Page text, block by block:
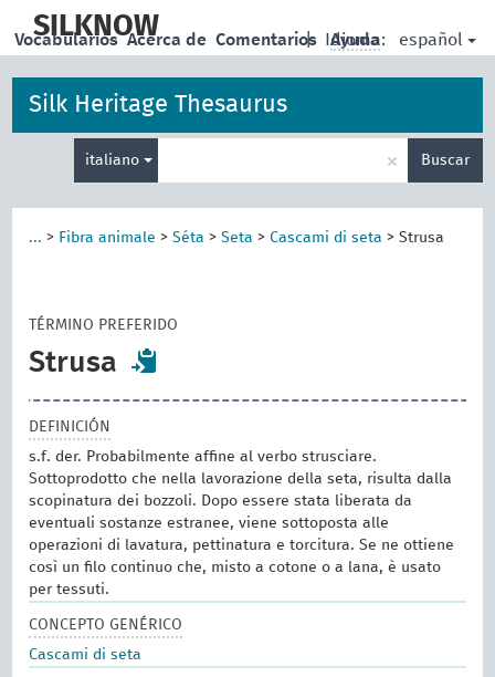
main
SILKNOW | Idioma: español
Vocabularios Acerca de Comentarios Ayuda
Silk Heritage Thesaurus
italiano × Buscar
... > Fibra animale >Séta >Seta >Cascami di seta >Strusa
TÉRMINO PREFERIDO
Strusa
DEFINICIÓN
s.f. der. Probabilmente affine al verbo strusciare.
Sottoprodotto che nella lavorazione della seta, risulta dalla
scopinatura dei bozzoli. Dopo essere stata liberata da
eventuali sostanze estranee, viene sottoposta alle
operazioni di lavatura, pettinatura e torcitura. Se ne ottiene
così un filo continuo che, misto a cotone o a lana, è usato
per tessuti.
CONCEPTO GENÉRICO
Cascami di seta